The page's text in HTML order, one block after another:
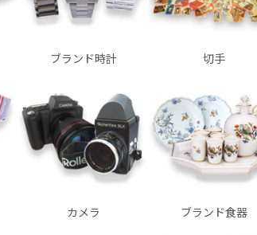
ブランド時計 切手
カメラ ブランド食器